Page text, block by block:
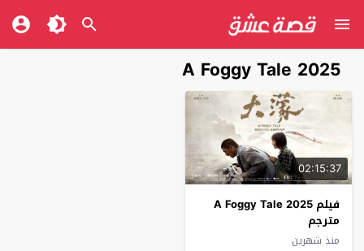
A Foggy Tale 2025
02:15:37
فيلم A Foggy Tale 2025
مترجم
منذ شهرين